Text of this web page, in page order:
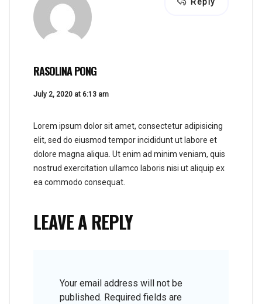
RASOLINA PONG
July 2, 2020 at 6:13 am
Lorem ipsum dolor sit amet, consectetur adipisicing
elit, sed do eiusmod tempor incididunt ut labore et
dolore magna aliqua. Ut enim ad minim veniam, quis
nostrud exercitation ullamco laboris nisi ut aliquip ex
ea commodo consequat.
Reply
LEAVE A REPLY
Your email address will not be
published. Required fields are